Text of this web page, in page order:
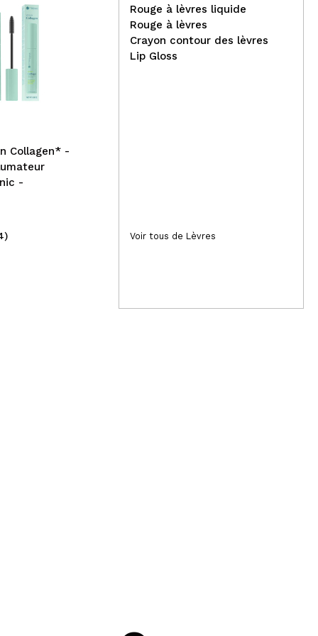
Collagen* -
-
Hean-CC Cream VItal Skin-
(4)
Rouge à lèvres liquide
Rouge à lèvres
Crayon contour des lèvres
Lip Gloss
Voir tous de Lèvres